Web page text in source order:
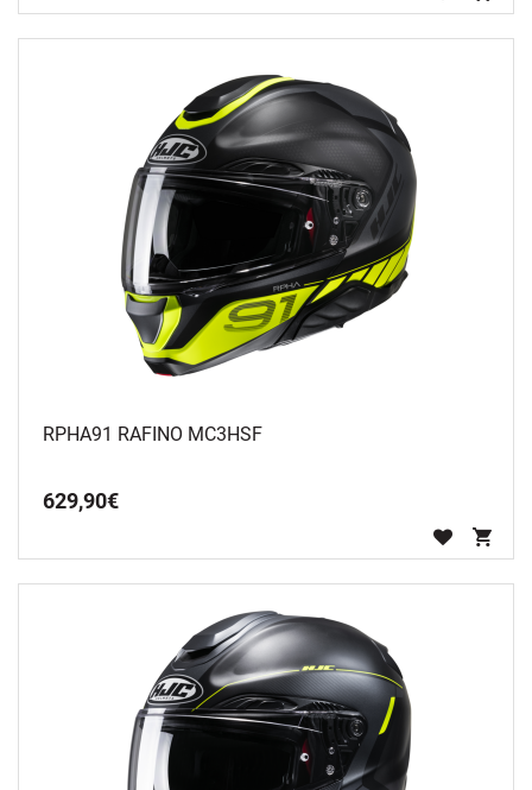
RPHA91 RAFINO MC3HSF
629,90€